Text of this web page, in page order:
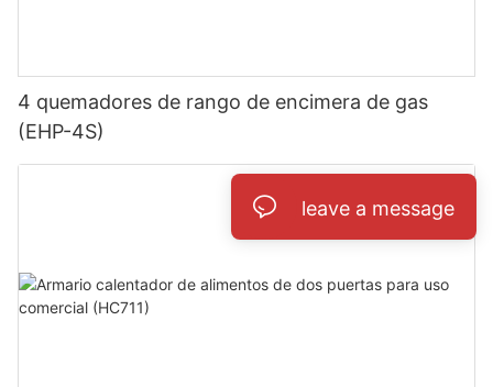
4 quemadores de rango de encimera de gas
(EHP-4S)
leave a message